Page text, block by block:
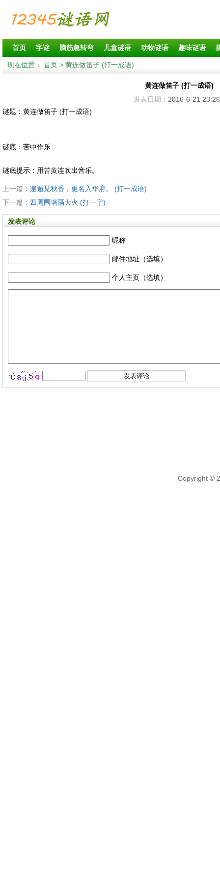
首页 字谜 脑筋急转弯 儿童谜语 动物谜语 趣味谜语
现在位置： 首页 > 黄连做笛子 (打一成语)
黄连做笛子 (打一成语)
发表日期： 2016-6-21 23:26
谜题：黄连做笛子 (打一成语)
谜底：苦中作乐
谜底提示：用苦黄连吹出音乐。
上一篇： 邂逅见秋香，更名入华府。 (打一成语)
下一篇： 四周围墙隔大火 (打一字)
发表评论
昵称
邮件地址（选填）
个人主页（选填）
Copyright ©